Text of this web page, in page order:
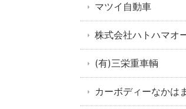
マツイ自動車
株式会社ハトハマオ
(有)三栄重車輌
カーボディーなかはま